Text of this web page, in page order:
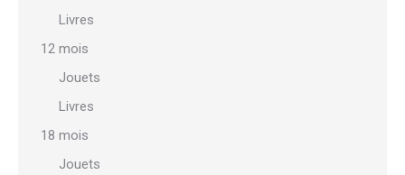
Livres
12 mois
Jouets
Livres
18 mois
Jouets